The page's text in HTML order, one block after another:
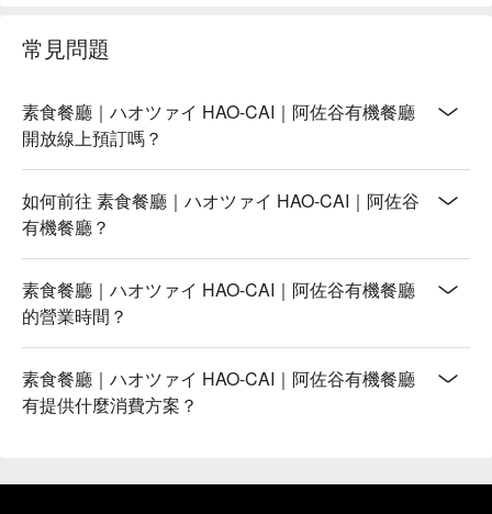
常見問題
素食餐廳｜ハオツァイ HAO-CAI｜阿佐谷有機餐廳
開放線上預訂嗎？
如何前往 素食餐廳｜ハオツァイ HAO-CAI｜阿佐谷
有機餐廳？
素食餐廳｜ハオツァイ HAO-CAI｜阿佐谷有機餐廳
的營業時間？
素食餐廳｜ハオツァイ HAO-CAI｜阿佐谷有機餐廳
有提供什麼消費方案？